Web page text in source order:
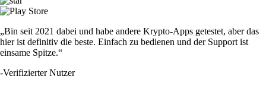
„Bin seit 2021 dabei und habe andere Krypto-Apps getestet, aber das
hier ist definitiv die beste. Einfach zu bedienen und der Support ist
einsame Spitze.“
-Verifizierter Nutzer